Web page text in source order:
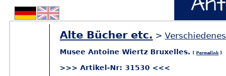
Alte Bücher etc. > Verschiedenes
Musee Antoine Wiertz Bruxelles. [ Permalink]
>>> Artikel-Nr: 31530 <<<